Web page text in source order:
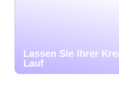
Lassen Sie Ihrer
Lauf